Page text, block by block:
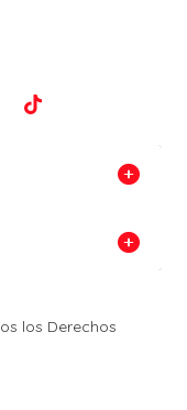
los Derechos